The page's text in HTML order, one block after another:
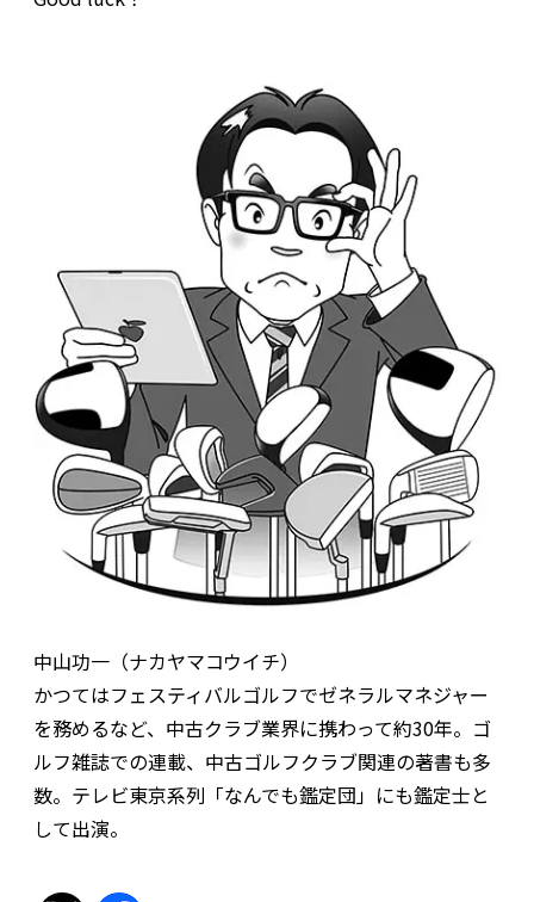
中山功一（ナカヤマコウイチ）
かつてはフェスティバルゴルフでゼネラルマネジャー
を務めるなど、中古クラブ業界に携わって約30年。ゴ
ルフ雑誌での連載、中古ゴルフクラブ関連の著書も多
数。テレビ東京系列「なんでも鑑定団」にも鑑定士と
して出演。